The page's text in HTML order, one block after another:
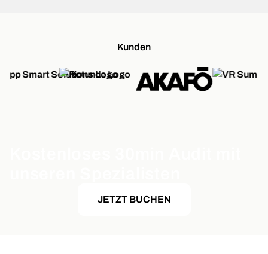
Kunden
JETZT BUCHEN